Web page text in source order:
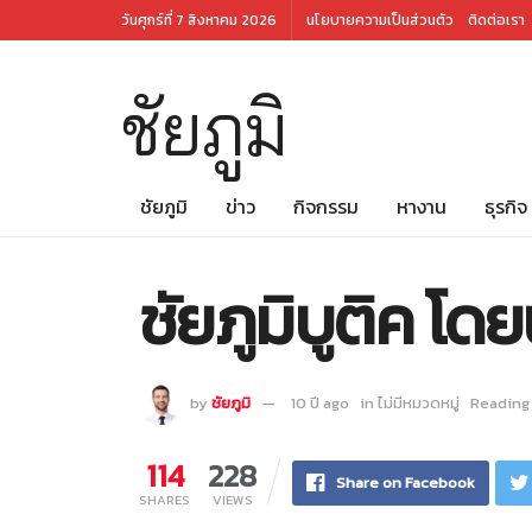
วันศุกร์ที่ 7 สิงหาคม 2026 นโยบายความเป็นส่วนตัว ติดต่อเรา
ชัยภูมิ
ชัยภูมิ ข่าว กิจกรรม หางาน ธุรกิจ
ชัยภูมิบูติค โด
by ชัยภูมิ 10 ปี ago in ไม่มีหมวดหมู่
114
SHARES
228
VIEWS
Share on Facebook